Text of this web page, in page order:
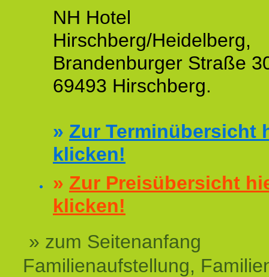
NH Hotel
Hirschberg/Heidelberg,
Brandenburger Straße
69493 Hirschberg.
» Zur Terminübersicht
klicken!
» Zur Preisübersicht
klicken!
» zum Seitenanfang
Familienaufstellung,